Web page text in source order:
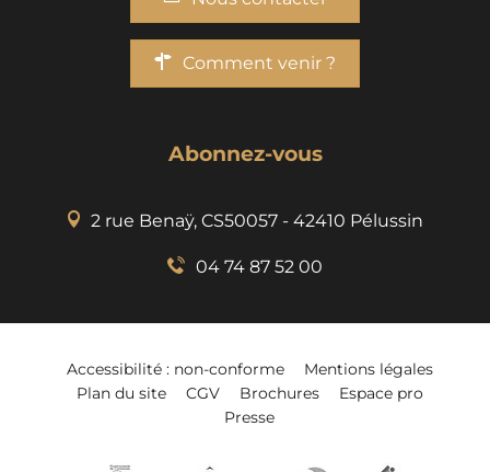
Comment venir ?
Abonnez-vous
2 rue Benaÿ, CS50057 - 42410 Pélussin
04 74 87 52 00
Accessibilité : non-conforme
Mentions légales
Plan du site
CGV Brochures
Espace pro
Presse